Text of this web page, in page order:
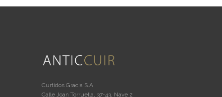
Curtidos Gracia S.A
Calle Joan Torruella, 37-43, Nave 2